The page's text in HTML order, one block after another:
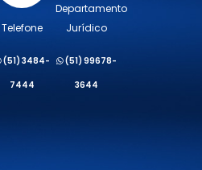
Telefone
(51) 3484-
7444
Departamento
Jurídico
(51) 99678-
3644